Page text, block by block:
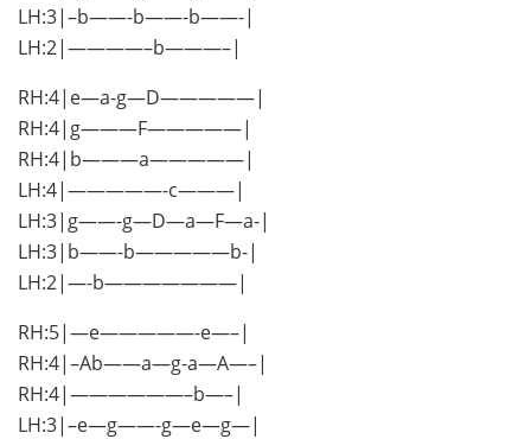
LH:3|–b——-b——-b——-|
LH:2|————–b———–|
RH:4|e—a-g—D—————|
RH:4|g———F—————|
RH:4|b———a—————|
LH:4|—————-c———|
LH:3|g——-g—D—a—F—a-|
LH:3|b——-b—————b-|
LH:2|—-b———————|
RH:5|—e—————-e—–|
RH:4|–Ab——a—g-a—A—–|
RH:4|——————–b—–|
LH:3|–e—g——-g—e—g—|